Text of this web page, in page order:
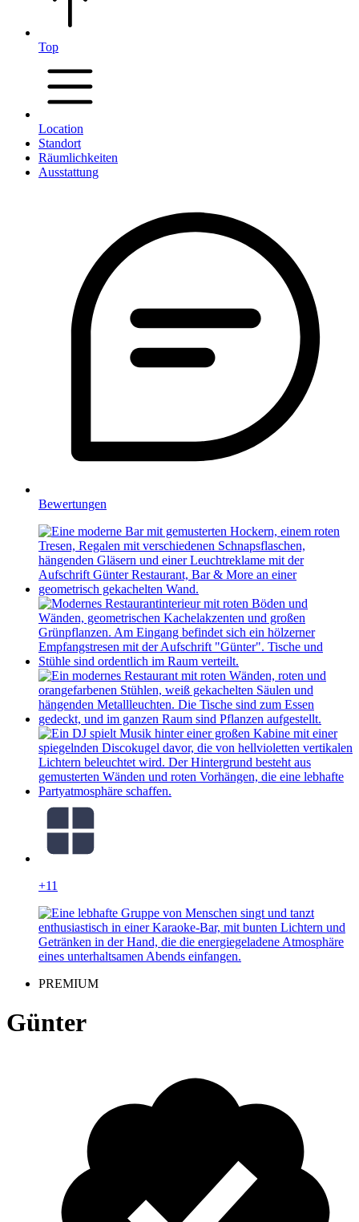
Top
Location
Standort
Räumlichkeiten
Ausstattung
Bewertungen
+11
PREMIUM
Günter